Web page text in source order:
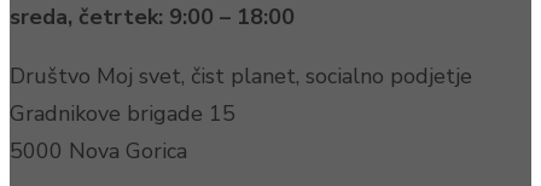
sreda, četrtek: 9:00 – 18:00
Društvo Moj svet, čist planet, socialno podjetje
Gradnikove brigade 15
5000 Nova Gorica